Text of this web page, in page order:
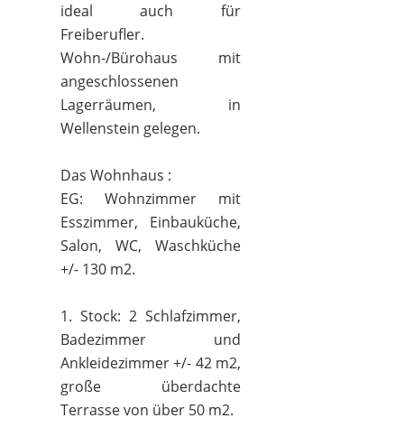
ideal auch für
Freiberufler.
Wohn-/Bürohaus mit
angeschlossenen
Lagerräumen, in
Wellenstein gelegen.
Das Wohnhaus :
EG: Wohnzimmer mit
Esszimmer, Einbauküche,
Salon, WC, Waschküche
+/- 130 m2.
1. Stock: 2 Schlafzimmer,
Badezimmer und
Ankleidezimmer +/- 42 m2,
große überdachte
Terrasse von über 50 m2.